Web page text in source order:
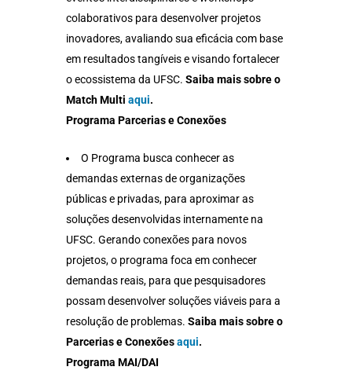
colaborativos para desenvolver projetos
inovadores, avaliando sua eficácia com base
em resultados tangíveis e visando fortalecer
o ecossistema da UFSC. Saiba mais sobre o
Match Multi aqui.
Programa Parcerias e Conexões
O Programa busca conhecer as
demandas externas de organizações
públicas e privadas, para aproximar as
soluções desenvolvidas internamente na
UFSC. Gerando conexões para novos
projetos, o programa foca em conhecer
demandas reais, para que pesquisadores
possam desenvolver soluções viáveis para a
resolução de problemas. Saiba mais sobre o
Parcerias e Conexõesaqui.
Programa MAI/DAI